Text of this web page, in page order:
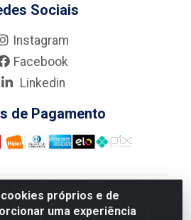
próprios e de
uma experiência
Sociais
Instagram
Facebook
Linkedin
de Pagamento
de Material de Construção LTDA
330 - Vila Da Penha, Rio de